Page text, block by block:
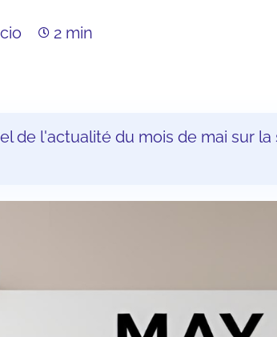
2 min
de l'actualité du mois de mai sur